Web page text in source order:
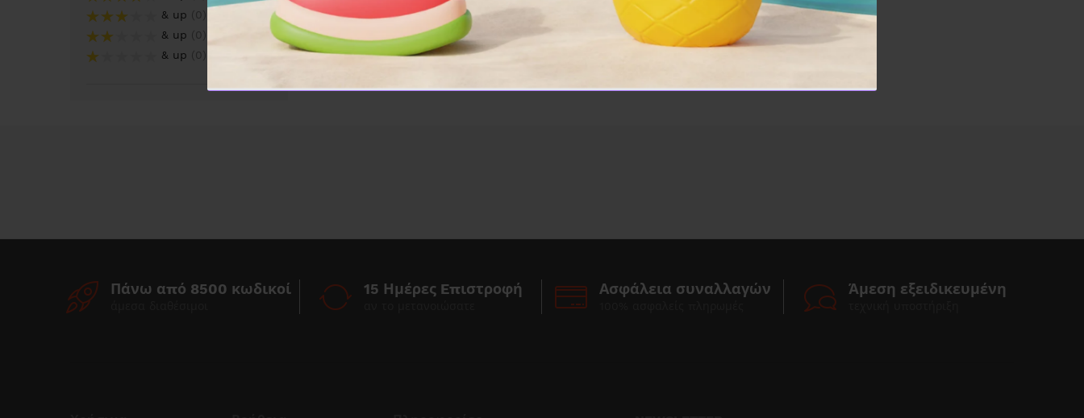
ΠΕΡΙΣΣΟΤΕΡΑ
& up
0
& up
0
& up
0
Πάνω από 8500 κωδικοί 15 Ημέρες Eπιστροφή Ασφάλεια συναλλαγών Άμεση εξειδικευμένη